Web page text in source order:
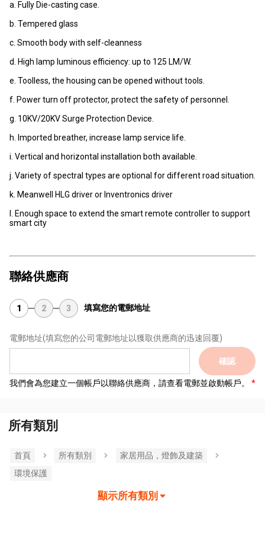
a. Fully Die-casting case.
b. Tempered glass
c. Smooth body with self-cleanness
d. High lamp luminous efficiency: up to 125 LM/W.
e. Toolless, the housing can be opened without tools.
f. Power turn off protector, protect the safety of personnel.
g. 10KV/20KV Surge Protection Device.
h. Imported breather, increase lamp service life.
i. Vertical and horizontal installation both available.
j. Variety of spectral types are optional for different road situation.
k. Meanwell HLG driver or Inventronics driver
l. Enough space to extend the smart remote controller to support
smart city
聯絡供應商
1 2 3 填寫您的電郵地址
電郵地址(填寫您的公司電郵地址以獲取供應商的迅速回覆)
確認
我們會為您建立一個帳戶以聯絡供應商，請查看電郵並啟動帳戶。
所有類別
首頁 所有類別
家居用品，燈飾及建築
環境保護
顯示所有類別